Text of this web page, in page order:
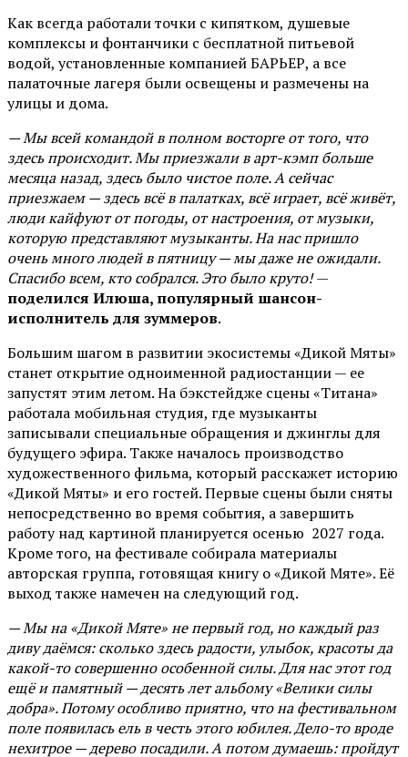
Как всегда работали точки с кипятком, душевые
комплексы и фонтанчики с бесплатной питьевой
водой, установленные компанией БАРЬЕР, а все
палаточные лагеря были освещены и размечены на
улицы и дома.
— Мы всей командой в полном восторге от того, что
здесь происходит. Мы приезжали в арт-кэмп больше
месяца назад, здесь было чистое поле. А сейчас
приезжаем — здесь всё в палатках, всё играет, всё живёт,
люди кайфуют от погоды, от настроения, от музыки,
которую представляют музыканты. На нас пришло
очень много людей в пятницу — мы даже не ожидали.
Спасибо всем, кто собрался. Это было круто!—
поделился Илюша, популярный шансон-
исполнитель для зуммеров.
Большим шагом в развитии экосистемы «Дикой Мяты»
станет открытие одноименной радиостанции — ее
запустят этим летом. На бэкстейдже сцены «Титана»
работала мобильная студия, где музыканты
записывали специальные обращения и джинглы для
будущего эфира. Также началось производство
художественного фильма, который расскажет историю
«Дикой Мяты» и его гостей. Первые сцены были сняты
непосредственно во время события, а завершить
работу над картиной планируется осенью 2027 года.
Кроме того, на фестивале собирала материалы
авторская группа, готовящая книгу о «Дикой Мяте». Её
выход также намечен на следующий год.
— Мы на «Дикой Мяте» не первый год, но каждый раз
диву даёмся: сколько здесь радости, улыбок, красоты да
какой-то совершенно особенной силы. Для нас этот год
ещё и памятный — десять лет альбому «Велики силы
добра». Потому особливо приятно, что на фестивальном
поле появилась ель в честь этого юбилея. Дело-то вроде
нехитрое — дерево посадили. А потом думаешь: пройдут